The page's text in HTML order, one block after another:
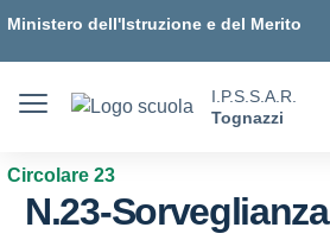
Ministero dell'Istruzione e del Merito
I.P.S.S.A.R.
Tognazzi
Circolare 23
N.23-Sorveglianza